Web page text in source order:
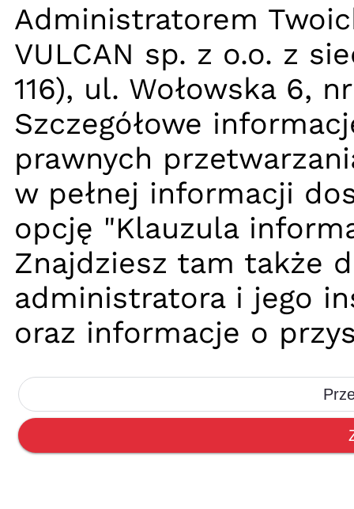
Administratorem
VULCAN sp. z o.o. z
116), ul. Wołowska 6,
Szczegółowe
prawnych
w pełnej informacji
opcję "Klauzula
Znajdziesz tam także
administratora i jego
oraz informacje o